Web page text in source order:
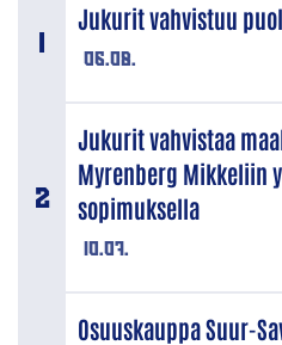
06.08.
Jukurit vahvistuu
10.07.
Jukurit vahvistaa
Myrenberg Mikkeliin
sopimuksella
Osuuskauppa Suur-